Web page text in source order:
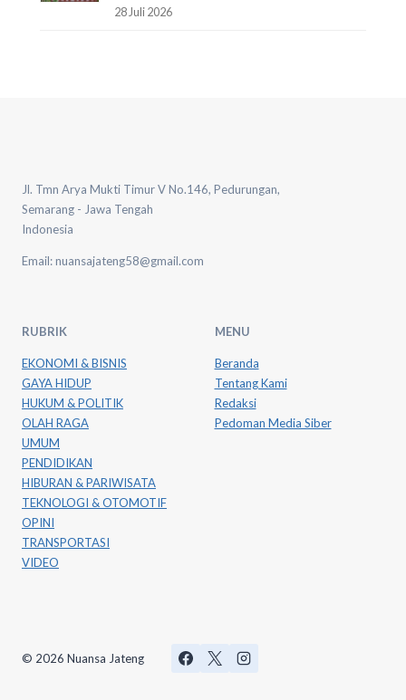
28 Juli 2026
Jl. Tmn Arya Mukti Timur V No.146, Pedurungan,
Semarang - Jawa Tengah
Indonesia
Email: nuansajateng58@gmail.com
RUBRIK
EKONOMI & BISNIS
GAYA HIDUP
HUKUM & POLITIK
OLAH RAGA
UMUM
PENDIDIKAN
HIBURAN & PARIWISATA
TEKNOLOGI & OTOMOTIF
OPINI
TRANSPORTASI
VIDEO
MENU
Beranda
Tentang Kami
Redaksi
Pedoman Media Siber
© 2026 Nuansa Jateng